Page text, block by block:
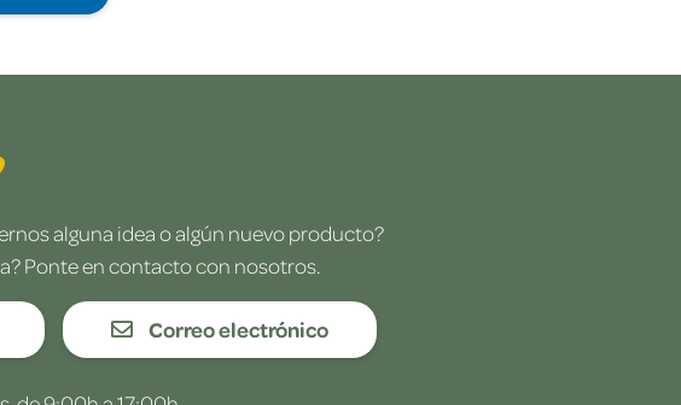
alguna idea o algún nuevo producto?
Ponte en contacto con nosotros.
Correo electrónico